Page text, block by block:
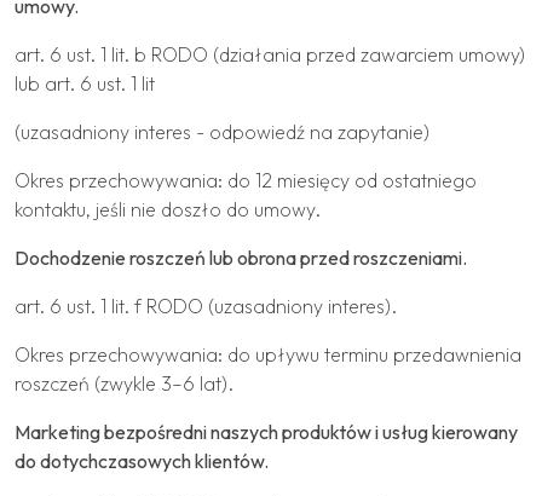
umowy.
art. 6 ust. 1 lit. b RODO (działania przed zawarciem umowy)
lub art. 6 ust. 1 lit
(uzasadniony interes - odpowiedź na zapytanie)
Okres przechowywania: do 12 miesięcy od ostatniego
kontaktu, jeśli nie doszło do umowy.
Dochodzenie roszczeń lub obrona przed roszczeniami.
art. 6 ust. 1 lit. f RODO (uzasadniony interes).
Okres przechowywania: do upływu terminu przedawnienia
roszczeń (zwykle 3–6 lat).
Marketing bezpośredni naszych produktów i usług kierowany
do dotychczasowych klientów.